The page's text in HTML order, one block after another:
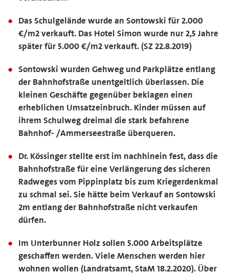
Das Schulgelände wurde an Sontowski für 2.000
€/m2 verkauft. Das Hotel Simon wurde nur 2,5 Jahre
später für 5.000 €/m2 verkauft. (SZ 22.8.2019)
Sontowski wurden Gehweg und Parkplätze entlang
der Bahnhofstraße unentgeltlich überlassen. Die
kleinen Geschäfte gegenüber beklagen einen
erheblichen Umsatzeinbruch. Kinder müssen auf
ihrem Schulweg dreimal die stark befahrene
Bahnhof- /Ammerseestraße überqueren.
Dr. Kössinger stellte erst im nachhinein fest, dass die
Bahnhofstraße für eine Verlängerung des sicheren
Radweges vom Pippinplatz bis zum Kriegerdenkmal
zu schmal sei. Sie hätte beim Verkauf an Sontowski
2m entlang der Bahnhofstraße nicht verkaufen
dürfen.
Im Unterbunner Holz sollen 5.000 Arbeitsplätze
geschaffen werden. Viele Menschen werden hier
wohnen wollen (Landratsamt, StaM 18.2.2020). Über